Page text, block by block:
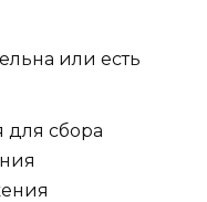
или есть
для сбора